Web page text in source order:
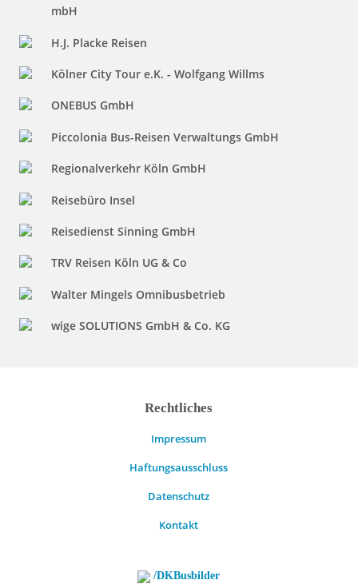
mbH
H.J. Placke Reisen
Kölner City Tour e.K. - Wolfgang Willms
ONEBUS GmbH
Piccolonia Bus-Reisen Verwaltungs GmbH
Regionalverkehr Köln GmbH
Reisebüro Insel
Reisedienst Sinning GmbH
TRV Reisen Köln UG & Co
Walter Mingels Omnibusbetrieb
wige SOLUTIONS GmbH & Co. KG
Rechtliches
Impressum
Haftungsausschluss
Datenschutz
Kontakt
/DKBusbilder